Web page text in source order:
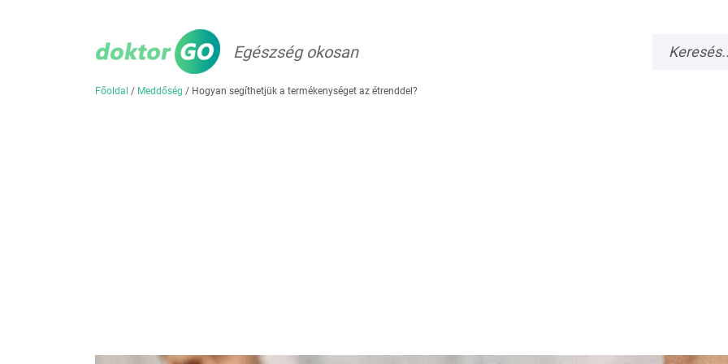
Egészség okosan
Főoldal / Meddőség / Hogyan segíthetjük a termékenységet az étrenddel?